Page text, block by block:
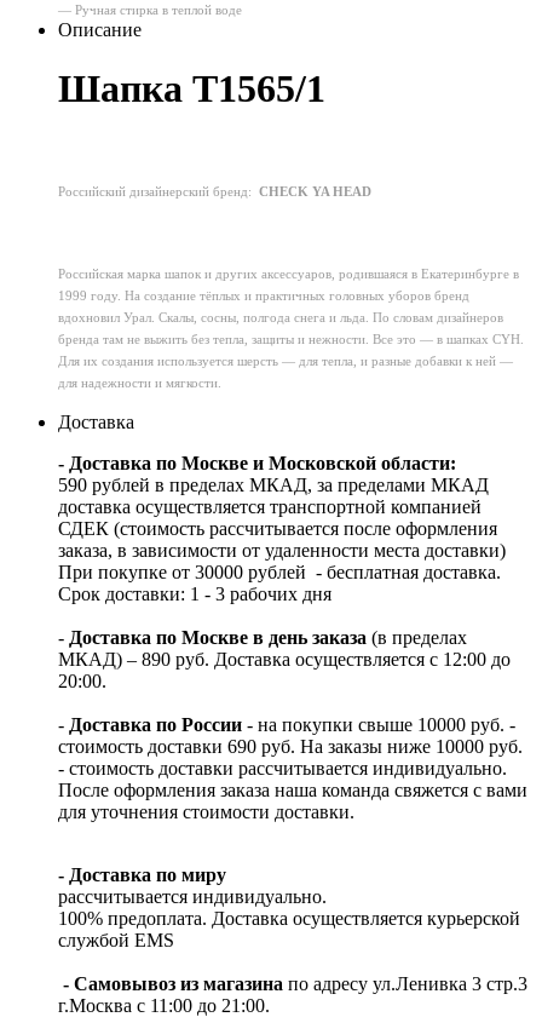
— Ручная стирка в теплой воде
Описание
Шапка T1565/1
Российский дизайнерский бренд: CHECK YA HEAD
Российская марка шапок и других аксессуаров, родившаяся в Екатеринбурге в
1999 году. На создание тёплых и практичных головных уборов бренд
вдохновил Урал. Скалы, сосны, полгода снега и льда. По словам дизайнеров
бренда там не выжить без тепла, защиты и нежности. Все это — в шапках CYH.
Для их создания используется шерсть — для тепла, и разные добавки к ней —
для надежности и мягкости.
Доставка
- Доставка по Москве и Московской области:
590 рублей в пределах МКАД, за пределами МКАД
доставка осуществляется транспортной компанией
СДЕК (стоимость рассчитывается после оформления
заказа, в зависимости от удаленности места доставки)
При покупке от 30000 рублей - бесплатная доставка.
Срок доставки: 1 - 3 рабочих дня
- Доставка по Москве в день заказа (в пределах
МКАД) – 890 руб. Доставка осуществляется с 12:00 до
20:00.
- Доставка по России - на покупки свыше 10000 руб. -
стоимость доставки 690 руб. На заказы ниже 10000 руб.
- стоимость доставки рассчитывается индивидуально.
После оформления заказа наша команда свяжется с вами
для уточнения стоимости доставки.
- Доставка по миру
рассчитывается индивидуально.
100% предоплата. Доставка осуществляется курьерской
службой EMS
- Самовывоз из магазина по адресу ул.Ленивка 3 стр.3
г.Москва с 11:00 до 21:00.